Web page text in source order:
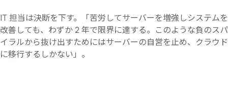
IT 担当は決断を下す。「苦労してサーバーを増強しシステムを
改善しても、わずか 2 年で限界に達する。このような負のスパ
イラルから抜け出すためにはサーバーの自営を止め、クラウド
に移行するしかない」。